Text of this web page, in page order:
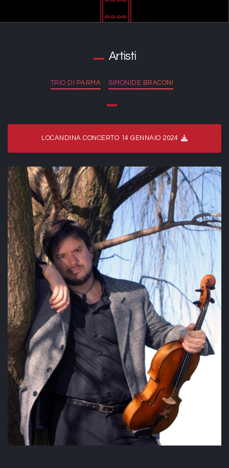
Artisti
TRIO DI PARMA SIMONIDE BRACONI
LOCANDINA CONCERTO 14 GENNAIO 2024